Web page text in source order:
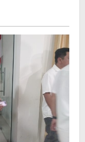
Modus
Minta
Uang
Rp60
Juta